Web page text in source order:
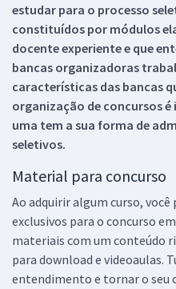
estudar para o processo
constituídos por módulos
docente experiente e que
bancas organizadoras
características das bancas
organização de concursos
uma tem a sua forma de
seletivos.
Material para concurso
Ao adquirir algum curso, você
exclusivos para o concurso
materiais com um conteúdo
para download e videoaulas.
entendimento e tornar o seu